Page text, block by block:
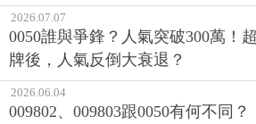
2026.07.07
0050誰與爭鋒？人氣突破300萬！
牌後，人氣反倒大衰退？
2026.06.04
009802、009803跟0050有何不同